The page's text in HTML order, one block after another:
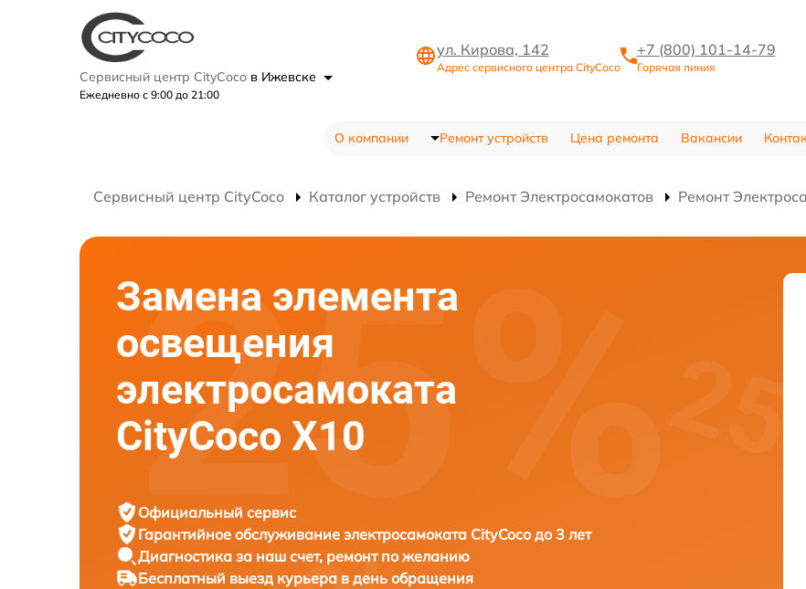
Сервисный центр CityCoco в Ижевске
Ежедневно с 9:00 до 21:00
ул. Кирова, 142
Адрес сервисного центра CityCoco
+7 (800) 101-14-79
Горячая линия
О компании Ремонт устройств Цена ремонта Вакансии
Сервисный центр CityCoco Каталог устройств Ремонт Электросамокатов Ремонт
Замена элемента
освещения
электросамоката
CityCoco X10
Официальный сервис
Гарантийное обслуживание электросамоката CityCoco до 3 лет
Диагностика за наш счет, ремонт по желанию
Бесплатный выезд курьера в день обращения